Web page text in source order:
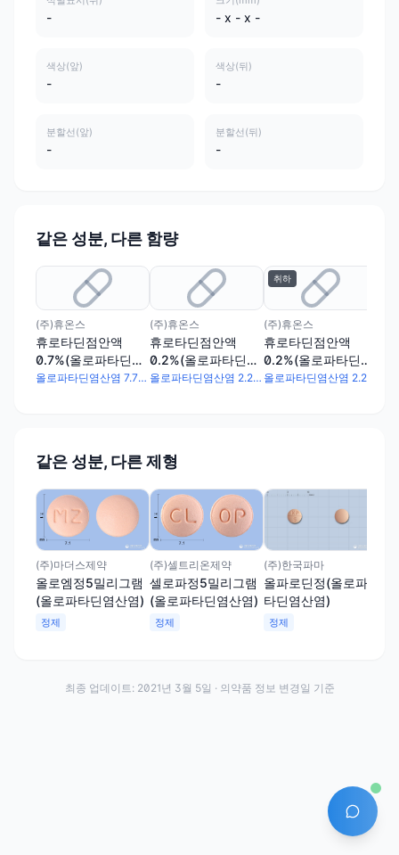
- - x - x -
색상(앞)
-
색상(뒤)
-
분할선(앞)
-
분할선(뒤)
-
같은 성분, 다른 함량
(주)휴온스
휴로타딘점안액
0.7%(올로파타딘염
산염)
올로파타딘염산염 7.76mg
(주)휴온스
휴로타딘점안액
0.2%(올로파타딘염
산염)(1회용),휴로타올로파타딘염산염 2.22mg
취하
(주)휴온스
휴로타딘점안액
0.2%(올로파타딘염
산염)
같은 성분, 다른 제형
(주)마더스제약
올로엠정5밀리그램
(올로파타딘염산염)
정제
(주)셀트리온제약
셀로파정5밀리그램
(올로파타딘염산염)
정제
(주)한국파마
올파로딘정(올로파
타딘염산염)
정제
AI 에이
최종 업데이트: 2021년 3월 5일 · 의약품 정보 변경일 기준